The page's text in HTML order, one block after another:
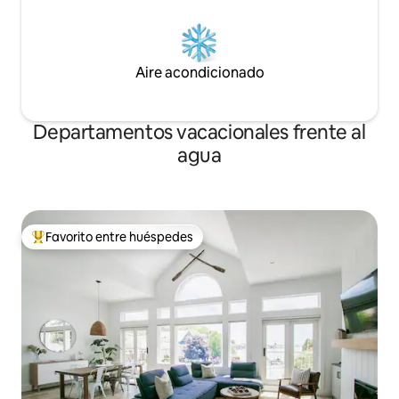
Aire acondicionado
Departamentos vacacionales frente al
agua
Favorito entre los huéspedes más destacados
Favorito entre huéspedes